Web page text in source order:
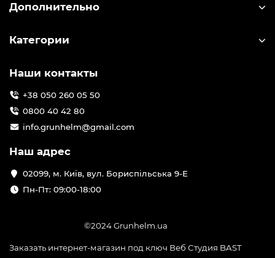
Дополнительно
Категории
Наши контакты
+38 050 260 05 50
0800 40 42 80
info.grunhelm@gmail.com
Наш адрес
02099, м. Київ, вул. Бориспільська 9-Е
Пн-Пт: 09:00-18:00
©2024 Grunhelm.ua
Заказать интернет-магазин под ключ Веб Студия BAST